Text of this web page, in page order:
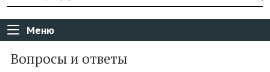
Меню
Вопросы и ответы